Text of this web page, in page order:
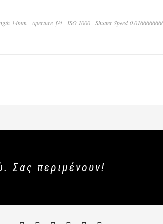
14mm Aperture ƒ/4 ISO 1000 Shutter Speed
Σας περιμένουν!